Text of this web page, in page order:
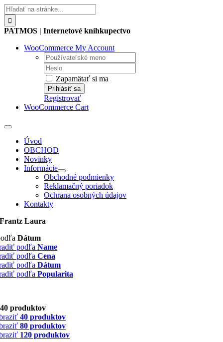
Skip
to
content
Hľadať:
PATMOS | Internetové kníhkupectvo
WooCommerce My Account
Username:
Password:
Zapamätať si ma
Registrovať
WooCommerce Cart
Toggle
Navigation
Úvod
OBCHOD
Novinky
Informácie
Obchodné podmienky
Reklamačný poriadok
Ochrana osobných údajov
Kontakty
Frantz Laura
Dátum
podľa Name
podľa Cena
podľa Dátum
podľa Popularita
40 produktov
40 produktov
80 produktov
120 produktov